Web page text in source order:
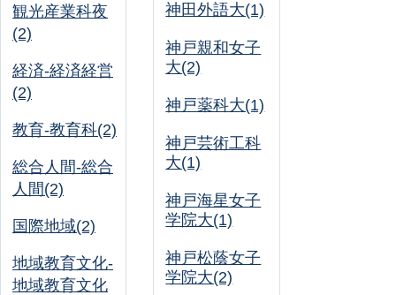
観光産業科夜
(2)
経済-経済経営
(2)
教育-教育科(2)
総合人間-総合
人間(2)
国際地域(2)
地域教育文化-
地域教育文化
神田外語大(1)
神戸親和女子
大(2)
神戸薬科大(1)
神戸芸術工科
大(1)
神戸海星女子
学院大(1)
神戸松蔭女子
学院大(2)